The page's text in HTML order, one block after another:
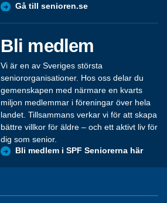
Gå till senioren.se
Bli medlem
Vi är en av Sveriges största
seniororganisationer. Hos oss delar du
gemenskapen med närmare en kvarts
miljon medlemmar i föreningar över hela
landet. Tillsammans verkar vi för att skapa
bättre villkor för äldre – och ett aktivt liv för
dig som senior.
Bli medlem i SPF Seniorerna här